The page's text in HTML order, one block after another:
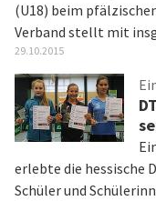
(U18) beim
Verband stellt mit
29.10.2015
erlebte die hessische
Schüler und